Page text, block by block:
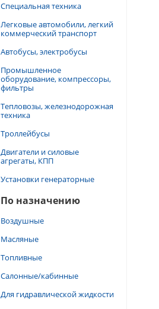
Специальная техника
Легковые автомобили, легкий
коммерческий транспорт
Автобусы, электробусы
Промышленное
оборудование, компрессоры,
фильтры
Тепловозы, железнодорожная
техника
Троллейбусы
Двигатели и силовые
агрегаты, КПП
Установки генераторные
По назначению
Воздушные
Масляные
Топливные
Салонные/кабинные
Для гидравлической жидкости